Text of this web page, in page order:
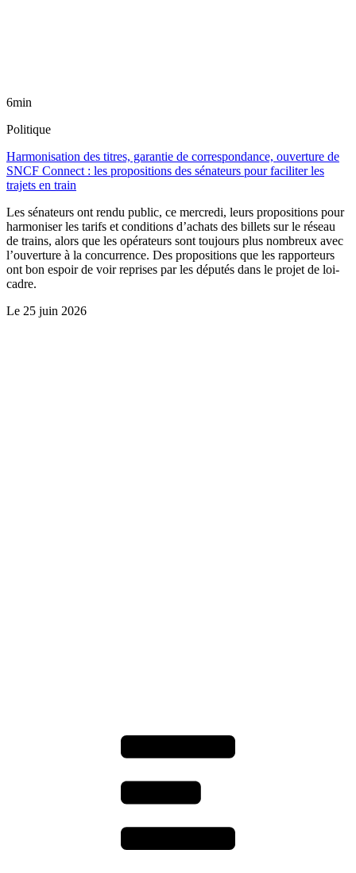
6min
Politique
Harmonisation des titres, garantie de correspondance, ouverture de
SNCF Connect : les propositions des sénateurs pour faciliter les
trajets en train
Les sénateurs ont rendu public, ce mercredi, leurs propositions pour
harmoniser les tarifs et conditions d’achats des billets sur le réseau
de trains, alors que les opérateurs sont toujours plus nombreux avec
l’ouverture à la concurrence. Des propositions que les rapporteurs
ont bon espoir de voir reprises par les députés dans le projet de loi-
cadre.
Le 25 juin 2026